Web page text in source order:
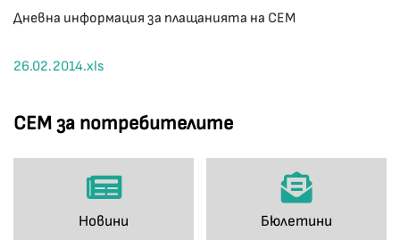
СЕМ за потребителите
Новини Бюлетини
Дневна информация за плащанията на СЕМ
26.02.2014.xls